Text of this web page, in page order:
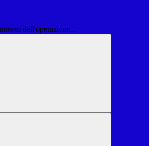
dell'operazione...